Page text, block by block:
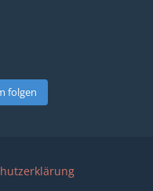
folgen